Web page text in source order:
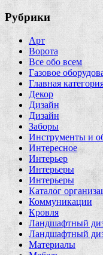
Рубрики
Арт
Ворота
Все обо всем
Газовое
Главная
Декор
Дизайн
Дизайн
Заборы
Инструменты и
Интересное
Интерьер
Интерьеры
Интерьеры
Каталог
Коммуникации
Кровля
Ландшафтный
Ландшафтный
Материалы